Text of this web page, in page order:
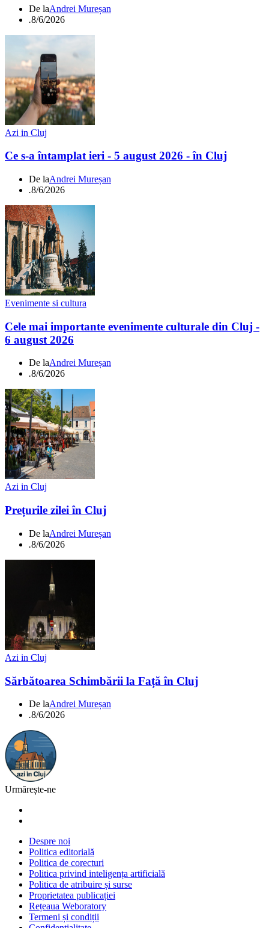
De laAndrei Mureșan
.8/6/2026
Azi in Cluj
Ce s-a întamplat ieri - 5 august 2026 - în Cluj
De laAndrei Mureșan
.8/6/2026
Evenimente si cultura
Cele mai importante evenimente culturale din Cluj -
6 august 2026
De laAndrei Mureșan
.8/6/2026
Azi in Cluj
Prețurile zilei în Cluj
De laAndrei Mureșan
.8/6/2026
Azi in Cluj
Sărbătoarea Schimbării la Față în Cluj
De laAndrei Mureșan
.8/6/2026
Urmărește-ne
Despre noi
Politica editorială
Politica de corecturi
Politica privind inteligența artificială
Politica de atribuire și surse
Proprietatea publicației
Rețeaua Weboratory
Termeni și condiții